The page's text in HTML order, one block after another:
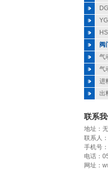
阀
气
气
进
出
联系
地址：
联系人
手机号
电话：
网址：